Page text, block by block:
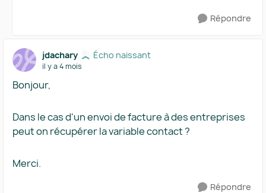
Répondre
jdachary Écho naissant
il y a 4 mois
Bonjour,
Dans le cas d'un envoi de facture à des entreprises
peut on récupérer la variable contact ?
Merci.
Répondre